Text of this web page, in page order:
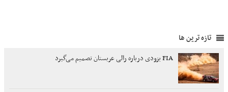
تازه ترین ها
FIA یزودی درباره رالی عربستان تصمیم می‌گیرد